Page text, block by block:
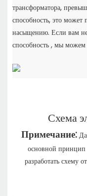
трансформатора,
способность, это может
насыщению. Если вам
способность , мы можем
Схема
Примечание:
основной
разработать схему